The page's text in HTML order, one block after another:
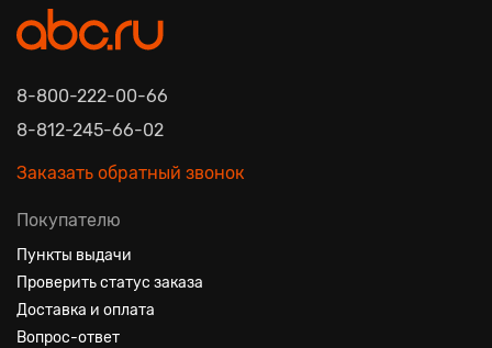
8-800-222-00-66
8-812-245-66-02
Заказать обратный звонок
Покупателю
Пункты выдачи
Проверить статус заказа
Доставка и оплата
Вопрос-ответ